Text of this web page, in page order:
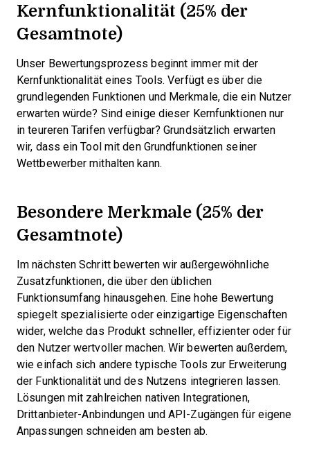
Kernfunktionalität (25% der
Gesamtnote)
Unser Bewertungsprozess beginnt immer mit der
Kernfunktionalität eines Tools. Verfügt es über die
grundlegenden Funktionen und Merkmale, die ein Nutzer
erwarten würde? Sind einige dieser Kernfunktionen nur
in teureren Tarifen verfügbar? Grundsätzlich erwarten
wir, dass ein Tool mit den Grundfunktionen seiner
Wettbewerber mithalten kann.
Besondere Merkmale (25% der
Gesamtnote)
Im nächsten Schritt bewerten wir außergewöhnliche
Zusatzfunktionen, die über den üblichen
Funktionsumfang hinausgehen. Eine hohe Bewertung
spiegelt spezialisierte oder einzigartige Eigenschaften
wider, welche das Produkt schneller, effizienter oder für
den Nutzer wertvoller machen. Wir bewerten außerdem,
wie einfach sich andere typische Tools zur Erweiterung
der Funktionalität und des Nutzens integrieren lassen.
Lösungen mit zahlreichen nativen Integrationen,
Drittanbieter-Anbindungen und API-Zugängen für eigene
Anpassungen schneiden am besten ab.